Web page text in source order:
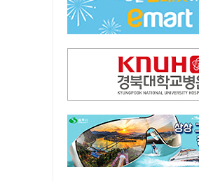
"아버지 외출한 사이"…흉기로 40대母 살해한 고교
서울 면목동서 60대 남성 2명 흉기에 숨져…